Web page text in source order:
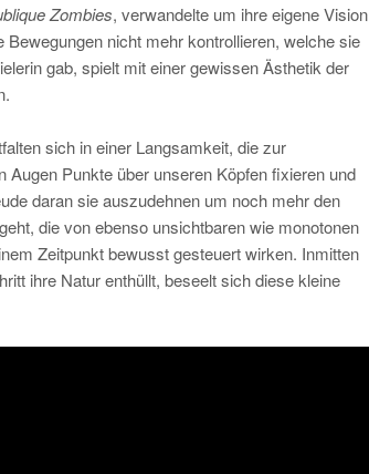
Zombies, verwandelte um ihre eigene Vision
nicht mehr kontrollieren, welche sie
gab, spielt mit einer gewissen Ästhetik der
sich in einer Langsamkeit, die zur
Augen Punkte über unseren Köpfen fixieren und
daran sie auszudehnen um noch mehr den
die von ebenso unsichtbaren wie monotonen
Zeitpunkt bewusst gesteuert wirken. Inmitten
ihre Natur enthüllt, beseelt sich diese kleine